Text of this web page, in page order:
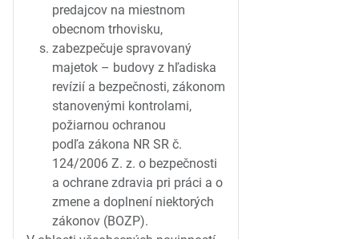
predajcov na miestnom
obecnom trhovisku,
zabezpečuje spravovaný
majetok – budovy z hľadiska
revízií a bezpečnosti, zákonom
stanovenými kontrolami,
požiarnou ochranou
podľa zákona NR SR č.
124/2006 Z. z. o bezpečnosti
a ochrane zdravia pri práci a o
zmene a doplnení niektorých
zákonov (BOZP).